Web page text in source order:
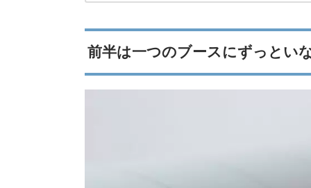
前半は一つのブースにずっとい